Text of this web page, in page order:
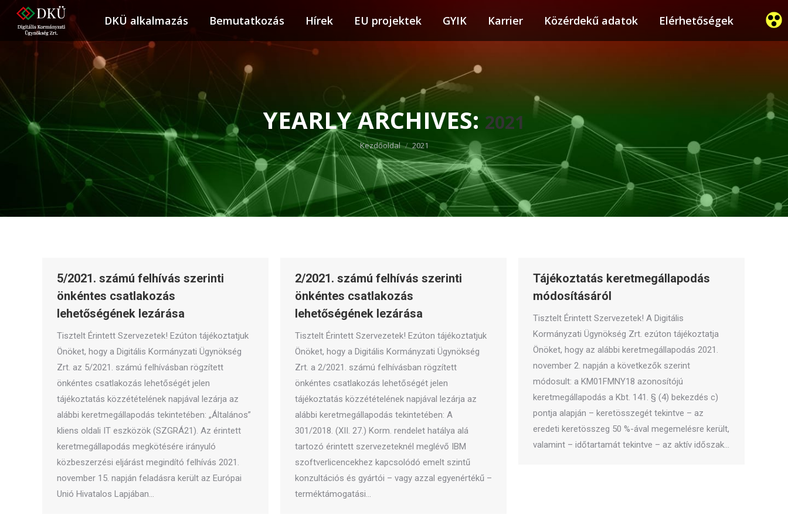
DKÜ alkalmazás Bemutatkozás Hírek EU projektek GYIK Karrier Közérdekű adatok Elérhetőségek
YEARLY ARCHIVES: 2021
You are here:
Kezdőoldal 2021
5/2021. számú felhívás szerinti
önkéntes csatlakozás
lehetőségének lezárása
Tisztelt Érintett Szervezetek! Ezúton tájékoztatjuk
Önöket, hogy a Digitális Kormányzati Ügynökség
Zrt. az 5/2021. számú felhívásban rögzített
önkéntes csatlakozás lehetőségét jelen
tájékoztatás közzétételének napjával lezárja az
alábbi keretmegállapodás tekintetében: „Általános”
kliens oldali IT eszközök (SZGRÁ21). Az érintett
keretmegállapodás megkötésére irányuló
közbeszerzési eljárást megindító felhívás 2021.
november 15. napján feladásra került az Európai
Unió Hivatalos Lapjában…
2/2021. számú felhívás szerinti
önkéntes csatlakozás
lehetőségének lezárása
Tisztelt Érintett Szervezetek! Ezúton tájékoztatjuk
Önöket, hogy a Digitális Kormányzati Ügynökség
Zrt. a 2/2021. számú felhívásban rögzített
önkéntes csatlakozás lehetőségét jelen
tájékoztatás közzétételének napjával lezárja az
alábbi keretmegállapodás tekintetében: A
301/2018. (XII. 27.) Korm. rendelet hatálya alá
tartozó érintett szervezeteknél meglévő IBM
szoftverlicencekhez kapcsolódó emelt szintű
konzultációs és gyártói – vagy azzal egyenértékű –
terméktámogatási…
Tájékoztatás keretmegállapodás
módosításáról
Tisztelt Érintett Szervezetek! A Digitális
Kormányzati Ügynökség Zrt. ezúton tájékoztatja
Önöket, hogy az alábbi keretmegállapodás 2021.
november 2. napján a következők szerint
módosult: a KM01FMNY18 azonosítójú
keretmegállapodás a Kbt. 141. § (4) bekezdés c)
pontja alapján – keretösszegét tekintve – az
eredeti keretösszeg 50 %-ával megemelésre került,
valamint – időtartamát tekintve – az aktív időszak…
DKÜ alkalmazás Bemutatkozás Hírek EU projektek GYIK Karrier Közérdekű adatok Elérhetőségek